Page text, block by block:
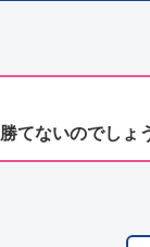
勝てないのでしょ